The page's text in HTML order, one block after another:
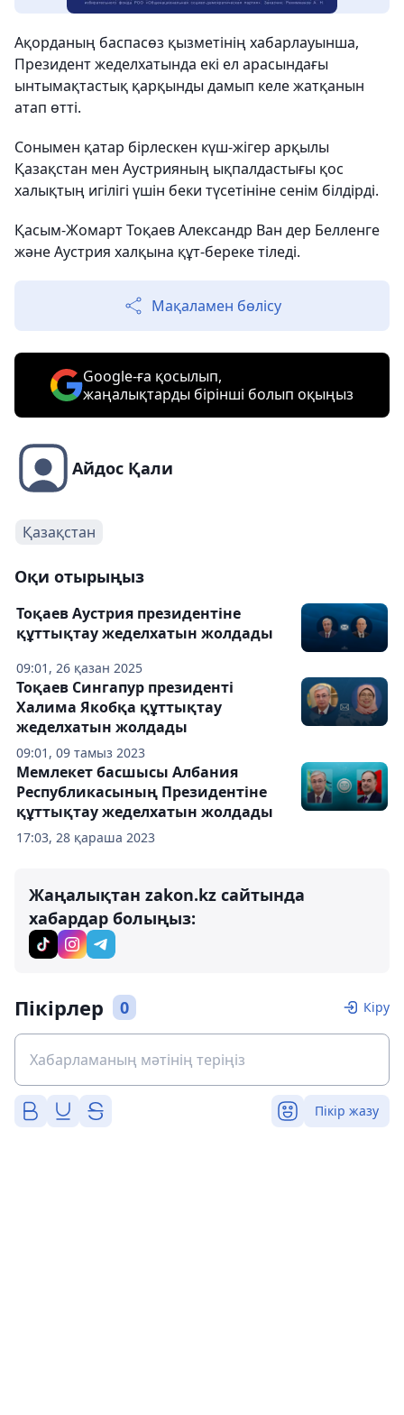
Ақорданың баспасөз қызметінің хабарлауынша,
Президент жеделхатында екі ел арасындағы
ынтымақтастық қарқынды дамып келе жатқанын
атап өтті.
Сонымен қатар бірлескен күш-жігер арқылы
Қазақстан мен Аустрияның ықпалдастығы қос
халықтың игілігі үшін беки түсетініне сенім білдірді.
Қасым-Жомарт Тоқаев Александр Ван дер Белленге
және Аустрия халқына құт-береке тіледі.
Мақаламен бөлісу
Google-ға қосылып,
жаңалықтарды бірінші болып оқыңыз
Айдос Қали
Қазақстан
Оқи отырыңыз
09:01, 26 қазан 2025
Тоқаев Аустрия президентіне
құттықтау жеделхатын жолдады
09:01, 09 тамыз 2023
Тоқаев Сингапур президенті
Халима Якобқа құттықтау
жеделхатын жолдады
17:03, 28 қараша 2023
Мемлекет басшысы Албания
Республикасының Президентіне
құттықтау жеделхатын жолдады
Жаңалықтан zakon.kz сайтында
хабардар болыңыз:
Пікірлер 0 Кіру
Пікір жазу